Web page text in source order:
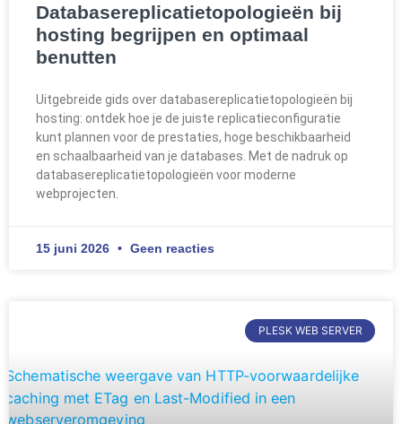
Databasereplicatietopologieën bij
hosting begrijpen en optimaal
benutten
Uitgebreide gids over databasereplicatietopologieën bij
hosting: ontdek hoe je de juiste replicatieconfiguratie
kunt plannen voor de prestaties, hoge beschikbaarheid
en schaalbaarheid van je databases. Met de nadruk op
databasereplicatietopologieën voor moderne
webprojecten.
15 juni 2026 Geen reacties
PLESK WEB SERVER